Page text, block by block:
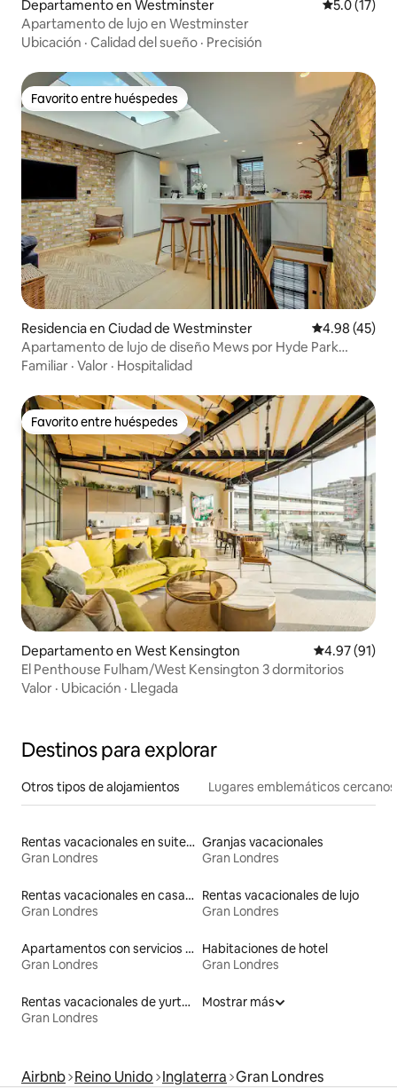
Departamento en Westminster Calificación
5.0 (17)
Apartamento de lujo en Westminster
Ubicación · Calidad del sueño · Precisión
Favorito entre huéspedes
Favorito entre huéspedes
Residencia en Ciudad de Westminster Calificación
4.98 (45)
Apartamento de lujo de diseño Mews por Hyde Park
Notting Hill
Familiar · Valor · Hospitalidad
Favorito entre huéspedes
Favorito entre huéspedes
Departamento en West Kensington Calificación
4.97 (91)
El Penthouse Fulham/West Kensington 3 dormitorios
Valor · Ubicación · Llegada
Destinos para explorar
Otros tipos de alojamientos Lugares emblemáticos cercanos
Rentas vacacionales en suites privadas
Gran Londres
Granjas vacacionales
Gran Londres
Rentas vacacionales en casas de huéspedes
Gran Londres
Rentas vacacionales de lujo
Gran Londres
Apartamentos con servicios incluidos vacacionales
Gran Londres
Habitaciones de hotel
Gran Londres
Rentas vacacionales de yurtas con jacuzzi
Gran Londres
Mostrar más
Airbnb Reino Unido Inglaterra Gran Londres